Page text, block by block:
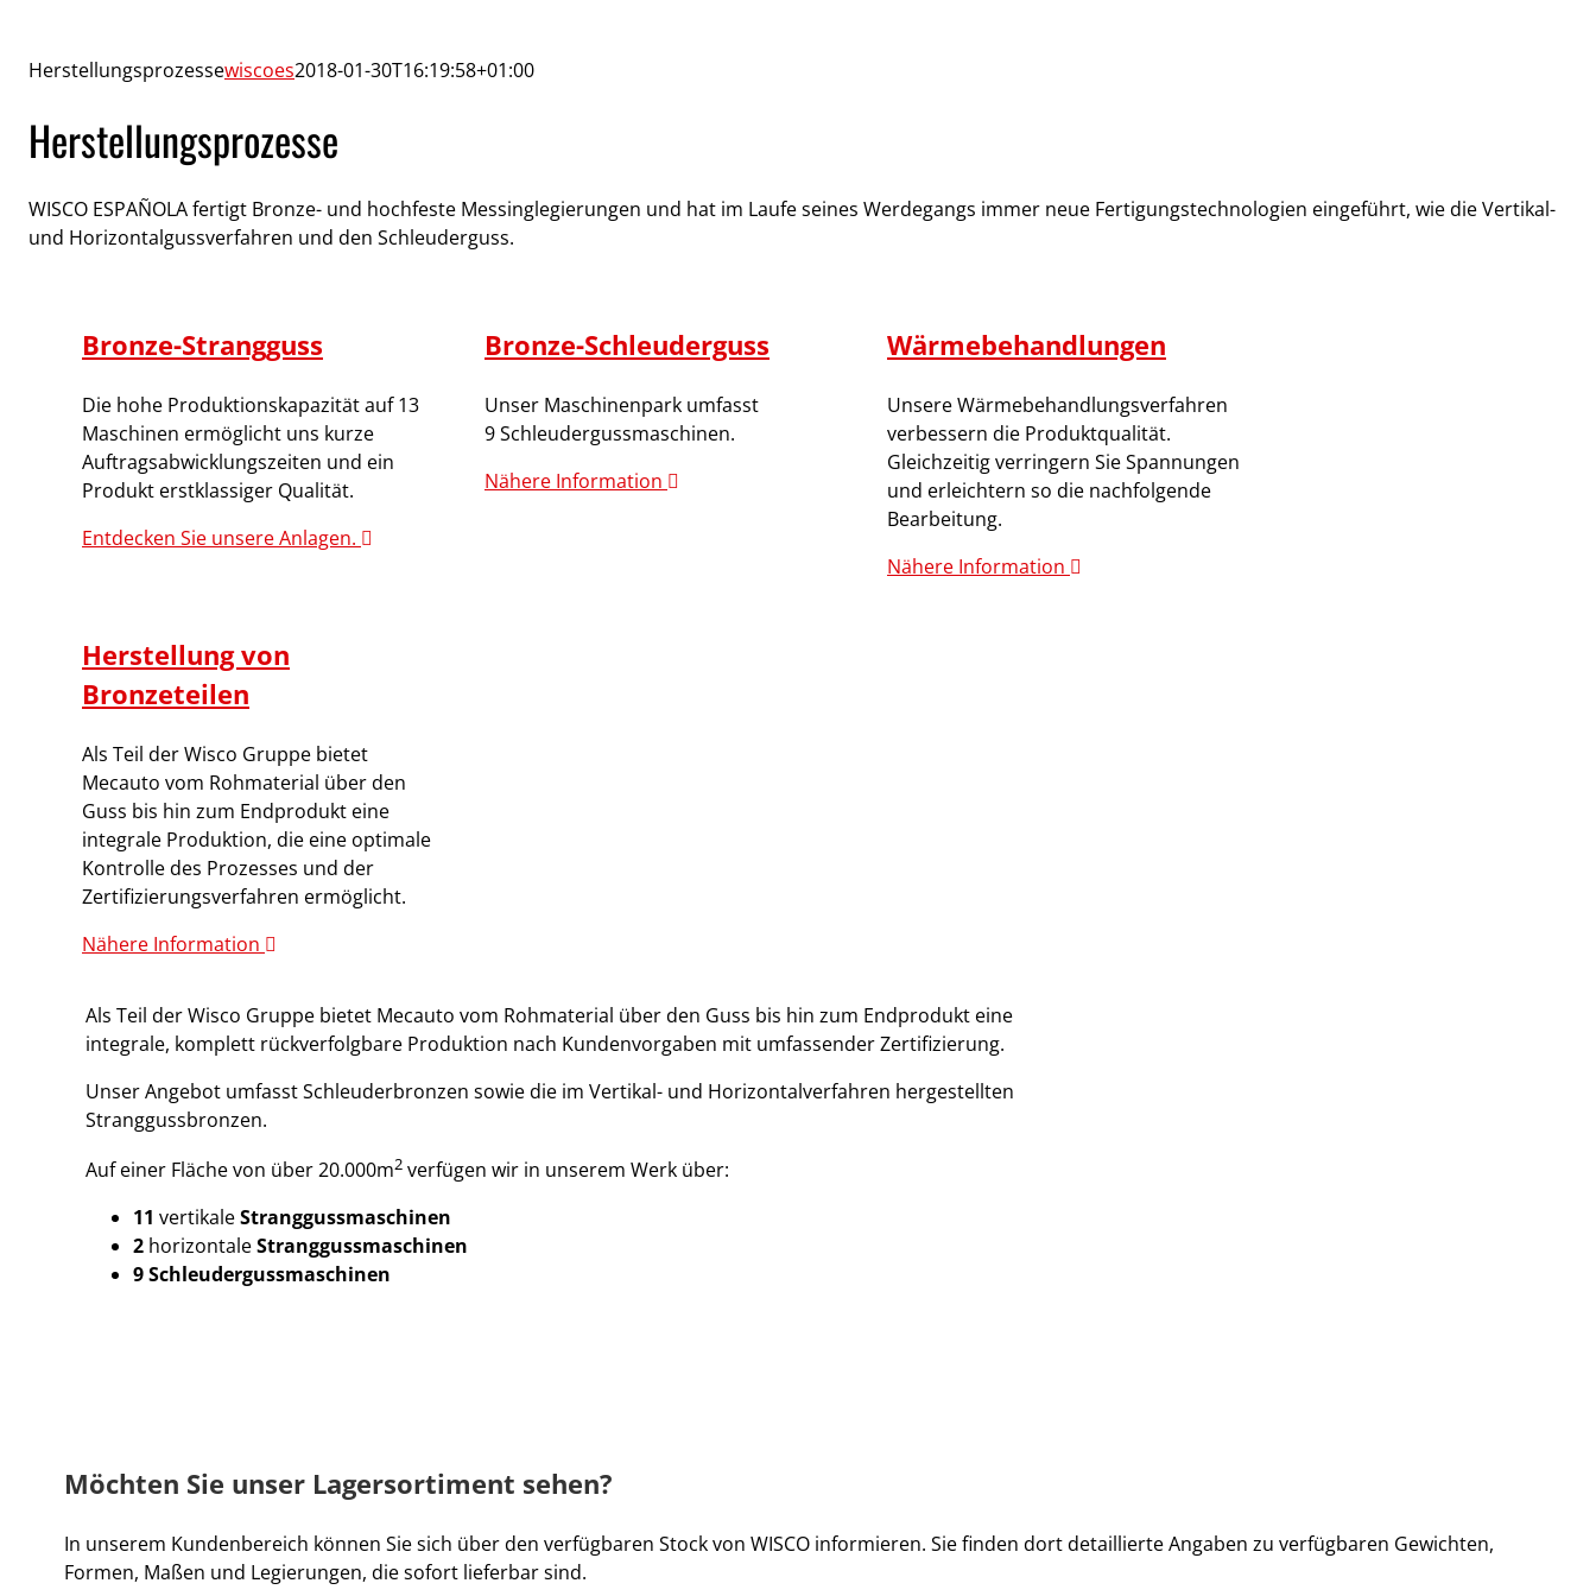
Herstellungsprozessewiscoes2018-01-30T16:19:58+01:00
Herstellungsprozesse
WISCO ESPAÑOLA fertigt Bronze- und hochfeste Messinglegierungen und hat im Laufe seines Werdegangs immer neue Fertigungstechnologien eingeführt, wie die Vertikal-
und Horizontalgussverfahren und den Schleuderguss.
Bronze-Strangguss
Die hohe Produktionskapazität auf 13
Maschinen ermöglicht uns kurze
Auftragsabwicklungszeiten und ein
Produkt erstklassiger Qualität.
Entdecken Sie unsere Anlagen.
Bronze-Schleuderguss
Unser Maschinenpark umfasst
9 Schleudergussmaschinen.
Nähere Information
Wärmebehandlungen
Unsere Wärmebehandlungsverfahren
verbessern die Produktqualität.
Gleichzeitig verringern Sie Spannungen
und erleichtern so die nachfolgende
Bearbeitung.
Nähere Information
Herstellung von
Bronzeteilen
Als Teil der Wisco Gruppe bietet
Mecauto vom Rohmaterial über den
Guss bis hin zum Endprodukt eine
integrale Produktion, die eine optimale
Kontrolle des Prozesses und der
Zertifizierungsverfahren ermöglicht.
Nähere Information
Als Teil der Wisco Gruppe bietet Mecauto vom Rohmaterial über den Guss bis hin zum Endprodukt eine
integrale, komplett rückverfolgbare Produktion nach Kundenvorgaben mit umfassender Zertifizierung.
Unser Angebot umfasst Schleuderbronzen sowie die im Vertikal- und Horizontalverfahren hergestellten
Stranggussbronzen.
Auf einer Fläche von über 20.000m2 verfügen wir in unserem Werk über:
11 vertikaleStranggussmaschinen
2 horizontaleStranggussmaschinen
9 Schleudergussmaschinen
Möchten Sie unser Lagersortiment sehen?
In unserem Kundenbereich können Sie sich über den verfügbaren Stock von WISCO informieren. Sie finden dort detaillierte Angaben zu verfügbaren Gewichten,
Formen, Maßen und Legierungen, die sofort lieferbar sind.